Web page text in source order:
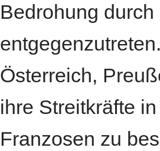
Bedrohung
Österreich,
ihre Streitkräfte
Franzosen zu